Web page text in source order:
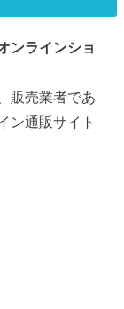
ンラインショ
販売業者であ
ン通販サイト